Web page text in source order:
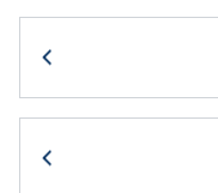
כניסת
שפה / Language